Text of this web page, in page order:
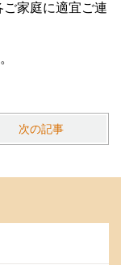
家庭に適宜ご連
次の記事